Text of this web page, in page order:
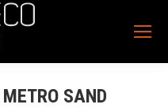
METRO SAND